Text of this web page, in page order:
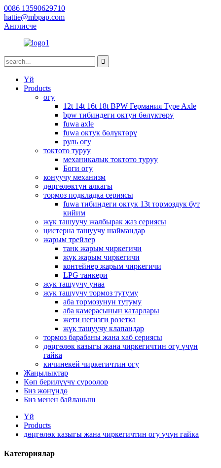
0086 13590629710
hattie@mbpap.com
Англисче
Үй
Products
огу
12t 14t 16t 18t BPW Германия Type Axle
bpw тибиндеги октун бөлүктөрү
fuwa axle
fuwa октук бөлүктөрү
руль огу
токтото туруу
механикалык токтото туруу
Боги огу
конуучу механизм
дөңгөлөктүн алкагы
тормоз подкладка сериясы
fuwa тибиндеги октук 13t тормоздук бут
кийим
жүк ташуучу жалбырак жаз сериясы
цистерна ташуучу шаймандар
жарым трейлер
танк жарым чиркегичи
жүк жарым чиркегичи
контейнер жарым чиркегичи
LPG танкери
жүк ташуучу унаа
жүк ташуучу тормоз тутуму
аба тормозунун тутуму
аба камерасынын катарлары
жети негизги розетка
жүк ташуучу клапандар
тормоз барабаны жана хаб сериясы
дөңгөлөк казыгы жана чиркегичтин огу үчүн
гайка
кичинекей чиркегичтин огу
Жаңылыктар
Көп берилүүчү суроолор
Биз жөнүндө
Биз менен байланыш
Үй
Products
дөңгөлөк казыгы жана чиркегичтин огу үчүн гайка
Категориялар